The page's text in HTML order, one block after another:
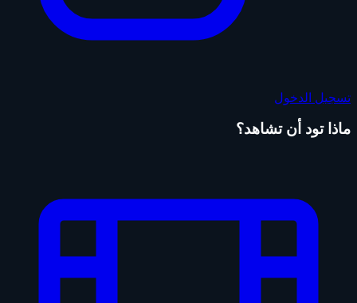
تسجيل الدخول
ماذا تود أن تشاهد؟